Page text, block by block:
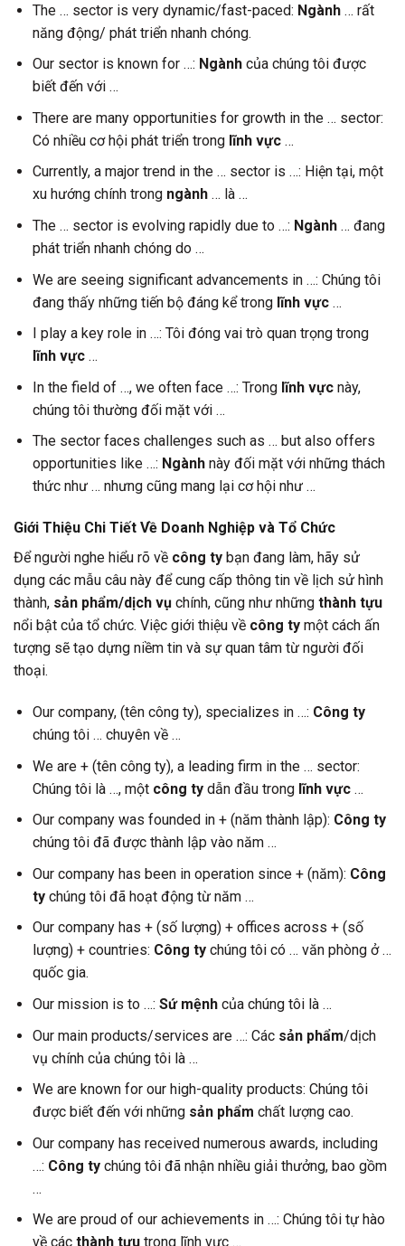
The … sector is very dynamic/fast-paced: Ngành… rất
năng động/ phát triển nhanh chóng.
Our sector is known for …: Ngànhcủa chúng tôi được
biết đến với …
There are many opportunities for growth in the … sector:
Có nhiều cơ hội phát triển trong lĩnh vực…
Currently, a major trend in the … sector is …: Hiện tại, một
xu hướng chính trong ngành… là …
The … sector is evolving rapidly due to …: Ngành… đang
phát triển nhanh chóng do …
We are seeing significant advancements in …: Chúng tôi
đang thấy những tiến bộ đáng kể trong lĩnh vực…
I play a key role in …: Tôi đóng vai trò quan trọng trong
lĩnh vực…
In the field of …, we often face …: Trong lĩnh vựcnày,
chúng tôi thường đối mặt với …
The sector faces challenges such as … but also offers
opportunities like …: Ngànhnày đối mặt với những thách
thức như … nhưng cũng mang lại cơ hội như …
Giới Thiệu Chi Tiết Về Doanh Nghiệp và Tổ Chức
Để người nghe hiểu rõ về công ty bạn đang làm, hãy sử
dụng các mẫu câu này để cung cấp thông tin về lịch sử hình
thành, sản phẩm/dịch vụ chính, cũng như những thành tựu
nổi bật của tổ chức. Việc giới thiệu về công ty một cách ấn
tượng sẽ tạo dựng niềm tin và sự quan tâm từ người đối
thoại.
Our company, (tên công ty), specializes in …: Công ty
chúng tôi … chuyên về …
We are + (tên công ty), a leading firm in the … sector:
Chúng tôi là …, một công tydẫn đầu trong lĩnh vực…
Our company was founded in + (năm thành lập): Công ty
chúng tôi đã được thành lập vào năm …
Our company has been in operation since + (năm): Công
tychúng tôi đã hoạt động từ năm …
Our company has + (số lượng) + offices across + (số
lượng) + countries: Công tychúng tôi có … văn phòng ở …
quốc gia.
Our mission is to …: Sứ mệnhcủa chúng tôi là …
Our main products/services are …: Các sản phẩm/dịch
vụ chính của chúng tôi là …
We are known for our high-quality products: Chúng tôi
được biết đến với những sản phẩm chất lượng cao.
Our company has received numerous awards, including
…: Công tychúng tôi đã nhận nhiều giải thưởng, bao gồm
…
We are proud of our achievements in …: Chúng tôi tự hào
về các thành tựutrong lĩnh vực …